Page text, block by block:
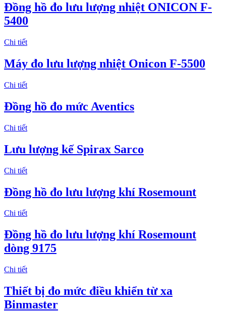
Đồng hồ đo lưu lượng nhiệt ONICON F-
5400
Chi tiết
Máy đo lưu lượng nhiệt Onicon F-5500
Chi tiết
Đồng hồ đo mức Aventics
Chi tiết
Lưu lượng kế Spirax Sarco
Chi tiết
Đồng hồ đo lưu lượng khí Rosemount
Chi tiết
Đồng hồ đo lưu lượng khí Rosemount
dòng 9175
Chi tiết
Thiết bị đo mức điều khiển từ xa
Binmaster